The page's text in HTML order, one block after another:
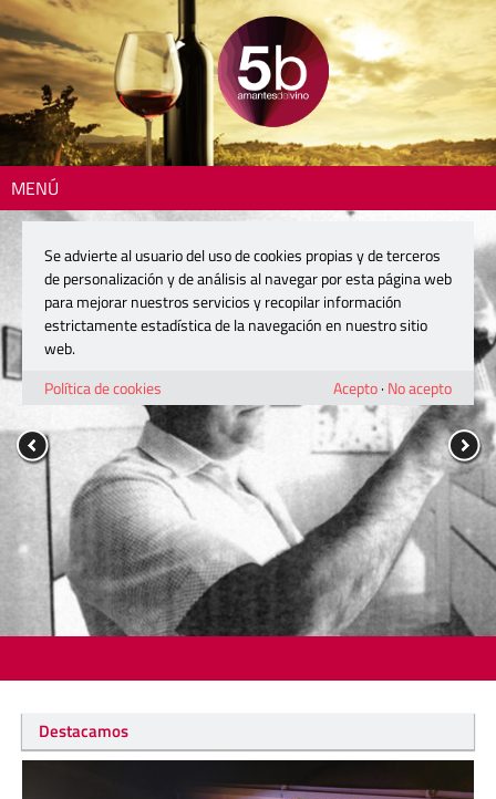
MENÚ
Destacamos
Se advierte al usuario del uso de cookies propias y de terceros
de personalización y de análisis al navegar por esta página web
para mejorar nuestros servicios y recopilar información
estrictamente estadística de la navegación en nuestro sitio
web.
Política de cookies
Acepto· No acepto